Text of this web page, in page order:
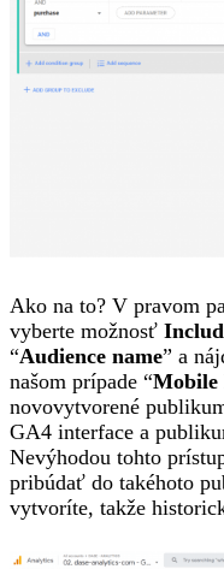
Ako na to? V pravom
vyberte možnosť
“Audience name” a
našom prípade “Mobile
novovytvorené
GA4 interface a
Nevýhodou tohto
pribúdať do takéhoto
vytvoríte, takže